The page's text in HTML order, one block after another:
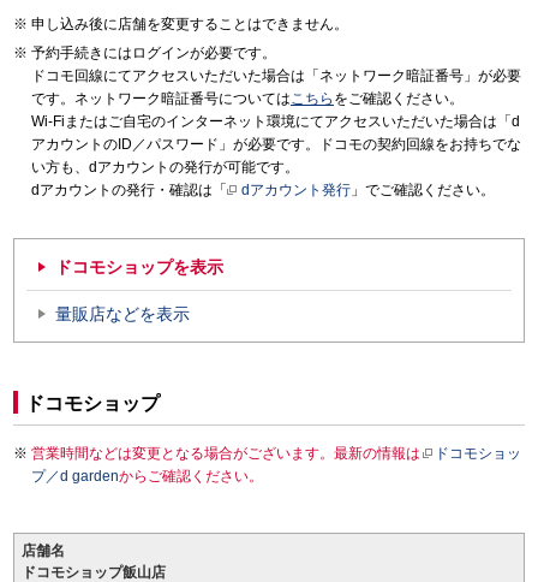
申し込み後に店舗を変更することはできません。
予約手続きにはログインが必要です。
ドコモ回線にてアクセスいただいた場合は「ネットワーク暗証番号」が必要
です。ネットワーク暗証番号についてはこちら をご確認ください。
Wi-Fiまたはご自宅のインターネット環境にてアクセスいただいた場合は「d
アカウントのID／パスワード」が必要です。ドコモの契約回線をお持ちでな
い方も、dアカウントの発行が可能です。
dアカウントの発行・確認は「
dアカウント発行 」でご確認ください。
ドコモショップを表示
量販店などを表示
ドコモショップ
営業時間などは変更となる場合がございます。最新の情報は
ドコモショッ
プ／d gardenからご確認ください。
店舗名
ドコモショップ飯山店